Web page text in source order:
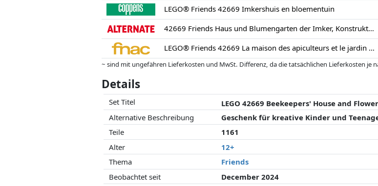
LEGO® Friends 42669 Imkershuis en bloementuin
42669 Friends Haus und Blumengarten der Imker, Konstruktionsspielzeug
LEGO® Friends 42669 La maison des apiculteurs et le jardin fleuri
~ sind mit ungefähren Lieferkosten und MwSt. Differenz, da die tatsächlichen Lieferkosten je
Preise und Verfügbarkeiten können sich seit der letzten Aktualisierung geändert haben. Die
Partner haben darauf keinerlei Einfluss. Nur bei gleichen Preisen können historische
Details
Set Titel
LEGO 42669 Beekeepers' House and
Alternative Beschreibung
Geschenk für kreative Kinder und
Teile
1161
Alter
12+
Thema
Friends
Beobachtet seit
December 2024